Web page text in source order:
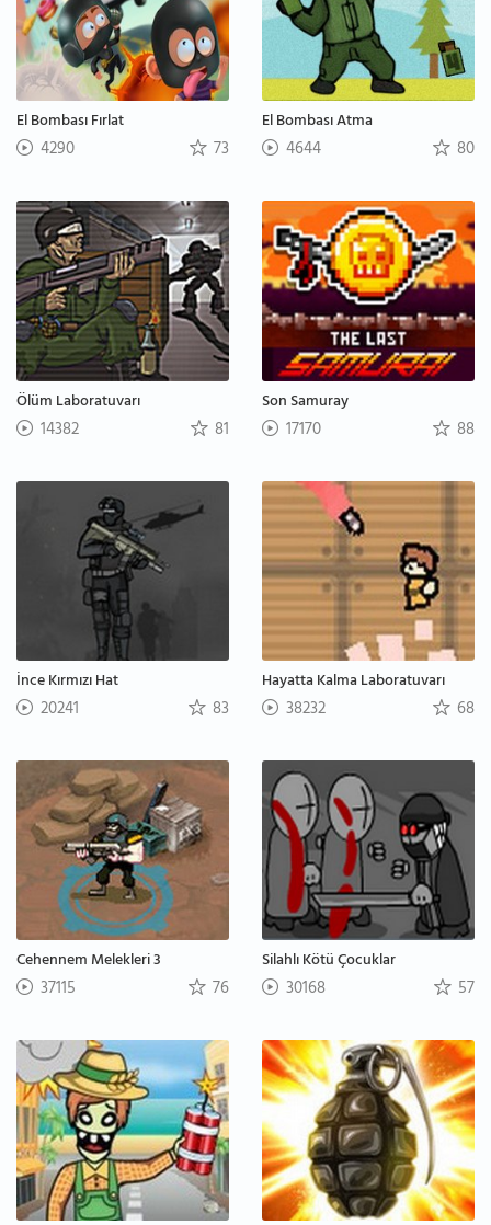
El Bombası Fırlat
4290 73
El Bombası Atma
4644 80
Ölüm Laboratuvarı
14382 81
Son Samuray
17170 88
İnce Kırmızı Hat
20241 83
Hayatta Kalma Laboratuvarı
38232 68
Cehennem Melekleri 3
37115 76
Silahlı Kötü Çocuklar
30168 57